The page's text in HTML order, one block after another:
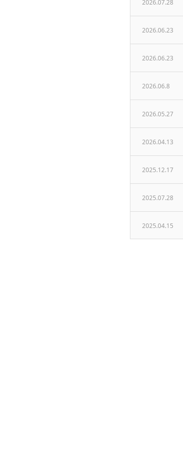
2026.07.28
2026.06.23
2026.06.23
2026.06.8
2026.05.27
2026.04.13
2025.12.17
2025.07.28
2025.04.15